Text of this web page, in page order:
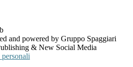
and powered by Gruppo Spaggiari
& New Social Media